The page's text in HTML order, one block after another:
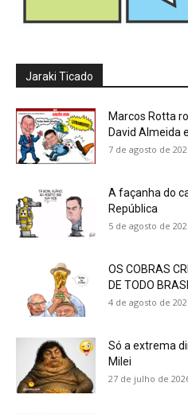
Jaraki Ticado
Marcos Rotta
David Almeida
7 de agosto de
A façanha do
República
5 de agosto de
OS COBRAS
DE TODO
4 de agosto de
Só a extrema
Milei
27 de julho de